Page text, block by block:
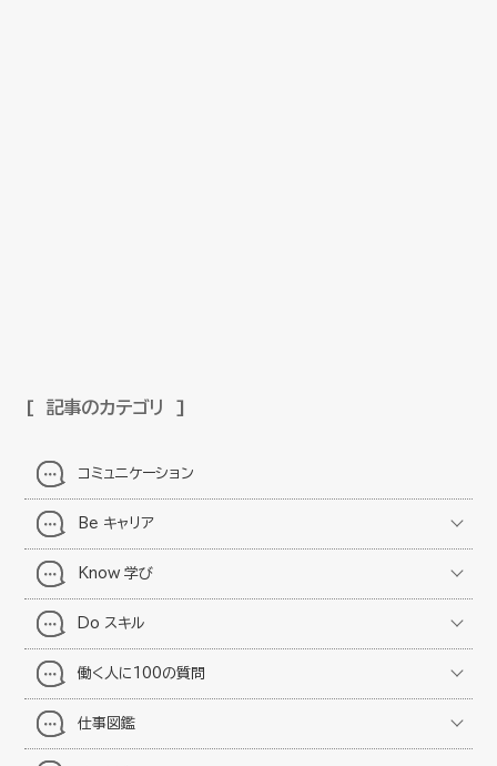
記事のカテゴリ
コミュニケーション
Be キャリア
Know 学び
Do スキル
働く人に100の質問
仕事図鑑